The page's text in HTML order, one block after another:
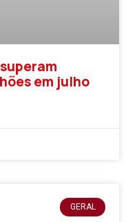
em julho
GERAL